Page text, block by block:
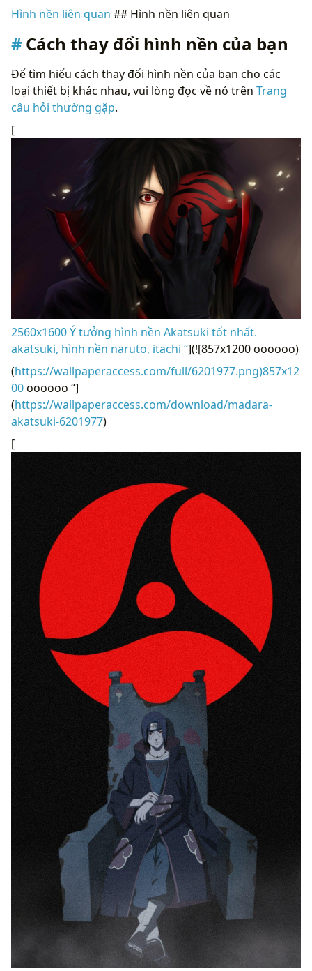
Hình nền liên quan ## Hình nền liên quan
Cách thay đổi hình nền của bạn
Để tìm hiểu cách thay đổi hình nền của bạn cho các
loại thiết bị khác nhau, vui lòng đọc về nó trên Trang
câu hỏi thường gặp.
[
2560x1600 Ý tưởng hình nền Akatsuki tốt nhất.
akatsuki, hình nền naruto, itachi “](![857x1200 oooooo)
(https://wallpaperaccess.com/full/6201977.png)857x12
00oooooo “]
(https://wallpaperaccess.com/download/madara-
akatsuki-6201977)
[